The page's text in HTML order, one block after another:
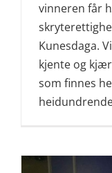
vinneren får
Kunesdaga.
kjente og
som finnes